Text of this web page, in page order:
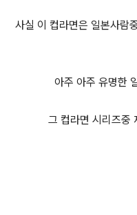
사실 이 컵라면은 일본사람
아주 아주 유명한
그 컵라면 시리즈중